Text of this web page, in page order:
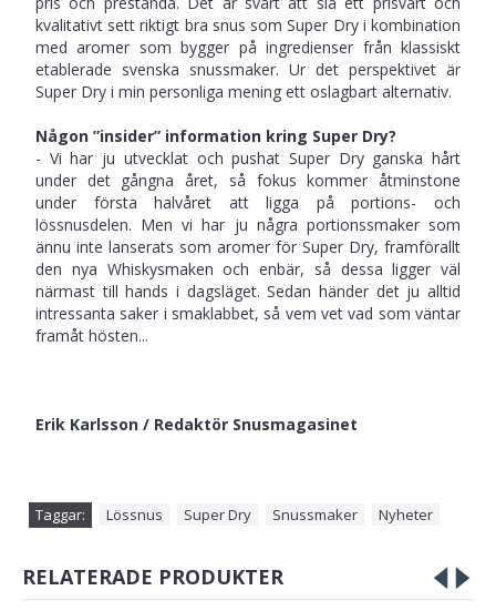
kvalitativt sett riktigt bra snus som Super Dry i kombination
med aromer som bygger på ingredienser från klassiskt
etablerade svenska snussmaker. Ur det perspektivet är
Super Dry i min personliga mening ett oslagbart alternativ.
Någon ”insider” information kring Super Dry?
- Vi har ju utvecklat och pushat Super Dry ganska hårt
under det gångna året, så fokus kommer åtminstone
under första halvåret att ligga på portions- och
lössnusdelen. Men vi har ju några portionssmaker som
ännu inte lanserats som aromer för Super Dry, framförallt
den nya Whiskysmaken och enbär, så dessa ligger väl
närmast till hands i dagsläget. Sedan händer det ju alltid
intressanta saker i smaklabbet, så vem vet vad som väntar
framåt hösten...
Erik Karlsson / Redaktör Snusmagasinet
Taggar: Lössnus Super Dry Snussmaker Nyheter
RELATERADE PRODUKTER